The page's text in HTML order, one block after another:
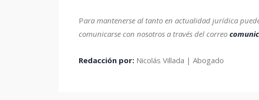
Para mantenerse al tanto en actualidad jurídica
comunicarse con nosotros a través del correo
Redacción por: Nicolás Villada | Abogado